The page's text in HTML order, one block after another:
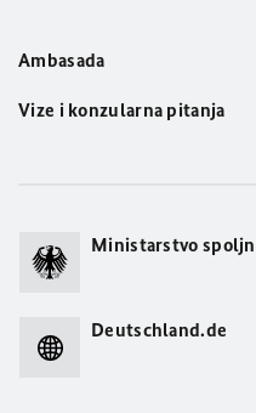
Ambasada
Vize i konzularna pitanja
Ministarstvo
Deutschland.de